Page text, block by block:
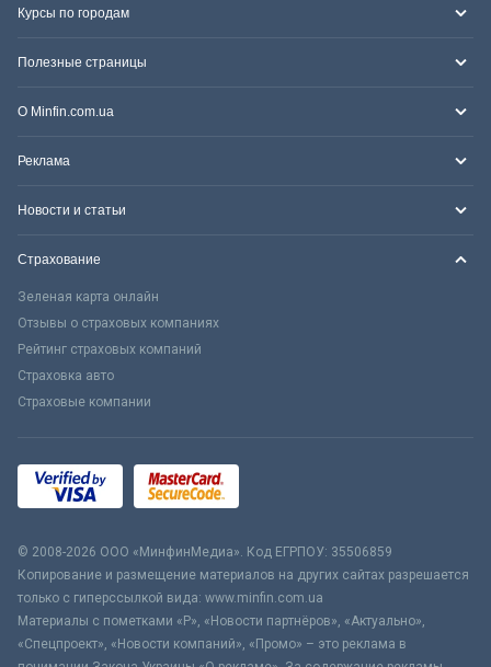
Курсы по городам
Полезные страницы
О Minfin.com.ua
Реклама
Новости и статьи
Страхование
Зеленая карта онлайн
Отзывы о страховых компаниях
Рейтинг страховых компаний
Страховка авто
Страховые компании
© 2008-2026 ООО «МинфинМедиа». Код ЕГРПОУ: 35506859
Копирование и размещение материалов на других сайтах разрешается
только с гиперссылкой вида: www.minfin.com.ua
Материалы с пометками «Р», «Новости партнёров», «Актуально»,
«Спецпроект», «Новости компаний», «Промо» – это реклама в